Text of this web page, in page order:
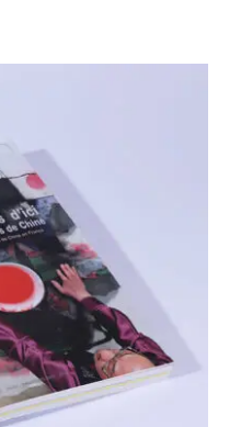
d’ici Amours